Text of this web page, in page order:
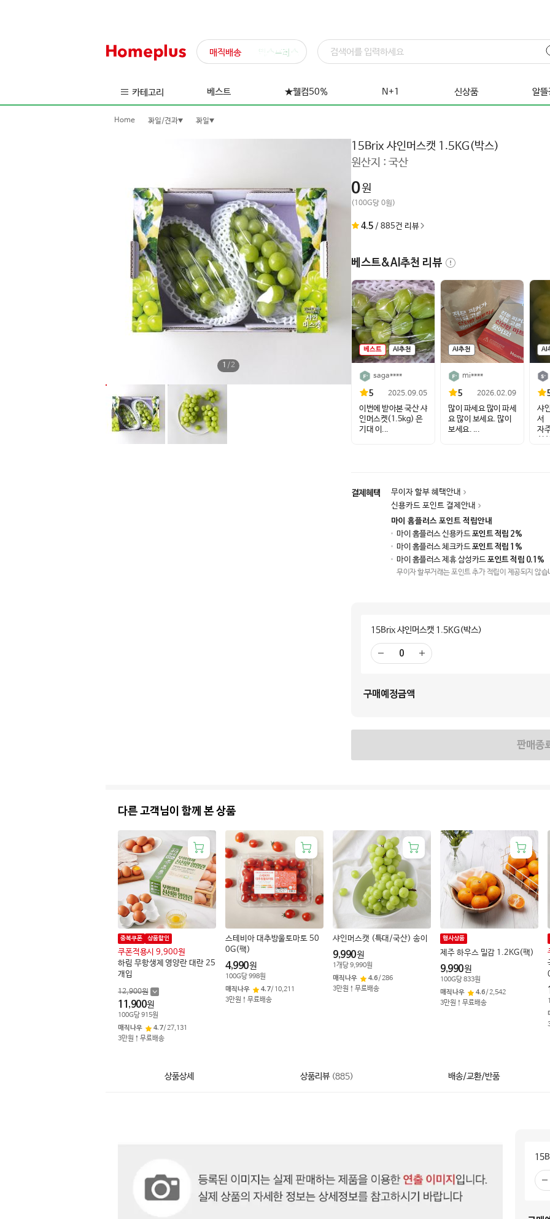
매직배송 익스프레스
카테고리 베스트 ★웰컴50% N+1 신상품 알뜰
Home 과일/견과 과일
1 / 2
15Brix 샤인머스캣 1.5KG(박스)
원산지 : 국산
0원
(100G당 0원)
4.5 / 885건 리뷰
베스트&AI추천 리뷰
베스트 AI추천
saga****
5 2025.09.05
이번에 받아본 국산 샤
인머스켓(1.5kg) 은
기대 이...
AI추천
mi****
5 2026.02.09
많이 파세요 많이 파세
요 많이 보세요. 많이
보세요. ...
AI
샤
서
자
결제혜택
무이자 할부 혜택안내
신용카드 포인트 결제안내
마이 홈플러스 포인트 적립안내
마이 홈플러스 신용카드포인트 적립 2%
마이 홈플러스 체크카드포인트 적립 1%
마이 홈플러스 제휴 삼성카드포인트 적립 0.1%
무이자 할부거래는 포인트 추가 적립이 제공되지 않습
15Brix 샤인머스캣 1.5KG(박스)
기
더
하
구매예정금액
판매종
다른 고객님이 함께 본 상품
하림 무항생제 영양란 대란 25
개입
중복쿠폰 상품할인
쿠폰적용시 9,900원
12,900원
11,900원
100G당915원
매직나우
4.7/27,131
3만원↑무료배송
스테비아 대추방울토마토 50
0G(팩)
4,990원
100G당998원
매직나우
4.7/ 10,211
3만원↑무료배송
샤인머스캣 (특대/국산) 송이
9,990원
1 개당9,990원
매직나우
4.6/286
3만원↑무료배송
제주 하우스 밀감 1.2KG(팩)
행사상품
9,990원
100G당833원
매직나우
4.6/2,542
3만원↑무료배송
상품상세 상품리뷰 (885) 배송/교환/반품
기